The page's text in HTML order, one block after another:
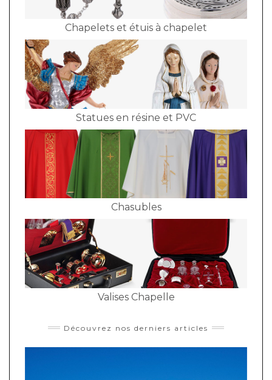
Chapelets et étuis à chapelet
Statues en résine et PVC
Chasubles
Valises Chapelle
Découvrez nos derniers articles